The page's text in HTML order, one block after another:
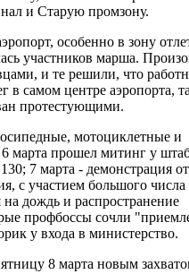
и Старую промзону.
особенно в зону
участников марша.
и те решили, что
в самом центре аэропорта,
протестующими.
мотоциклетные и
марта прошел митинг у
7 марта - демонстрация
с участием большого
дождь и распространение
профбоссы сочли
у входа в министерство.
8 марта новым